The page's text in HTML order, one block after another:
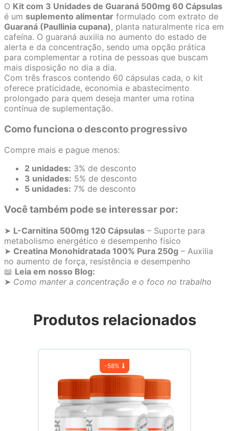
O Kit com 3 Unidades de Guaraná 500mg 60 Cápsulas
é um suplemento alimentar formulado com extrato de
Guaraná (Paullinia cupana) , planta naturalmente rica em
cafeína. O guaraná auxilia no aumento do estado de
alerta e da concentração, sendo uma opção prática
para complementar a rotina de pessoas que buscam
mais disposição no dia a dia.
Com três frascos contendo 60 cápsulas cada, o kit
oferece praticidade, economia e abastecimento
prolongado para quem deseja manter uma rotina
contínua de suplementação.
Como funciona o desconto progressivo
Compre mais e pague menos:
2 unidades: 3% de desconto
3 unidades: 5% de desconto
5 unidades: 7% de desconto
Você também pode se interessar por:
➤ L-Carnitina 500mg 120 Cápsulas – Suporte para
metabolismo energético e desempenho físico
➤ Creatina Monohidratada 100% Pura 250g – Auxilia
no aumento de força, resistência e desempenho
📖 Leia em nosso Blog:
➤ Como manter a concentração e o foco no trabalho
Produtos relacionados
-58%